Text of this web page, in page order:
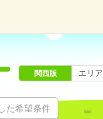
た希望条件
関西版 エリ